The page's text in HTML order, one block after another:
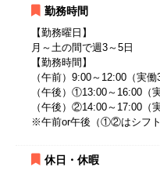
勤務時間
【勤務曜日】
月～土の間で週3～5日
【勤務時間】
（午前）9:00～12:00（実働
（午後）①13:00～16:00（
（午後）②14:00～17:00（
※午前or午後（①②はシフ
休日・休暇